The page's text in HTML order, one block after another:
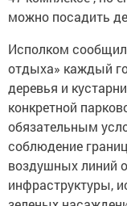
можно посадить
Исполком
отдыха» каждый
деревья и
конкретной
обязательным
соблюдение
воздушных линий
инфраструктуры,